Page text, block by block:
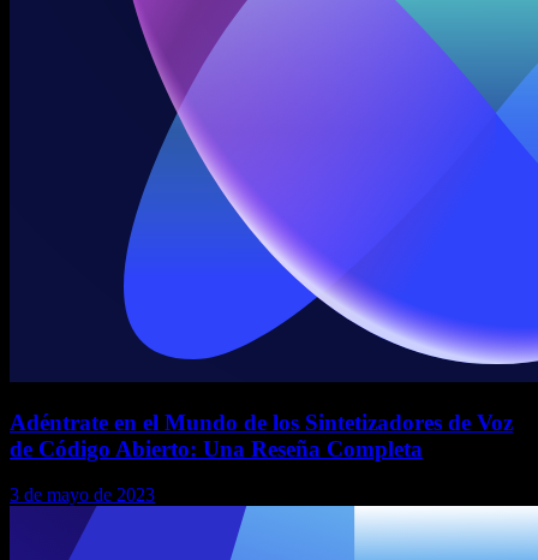
Adéntrate en el Mundo de los Sintetizadores de Voz
de Código Abierto: Una Reseña Completa
3 de mayo de 2023